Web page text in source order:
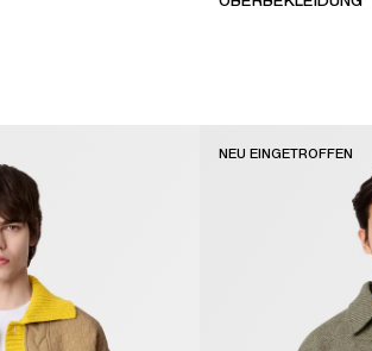
NEU EINGETROFFEN